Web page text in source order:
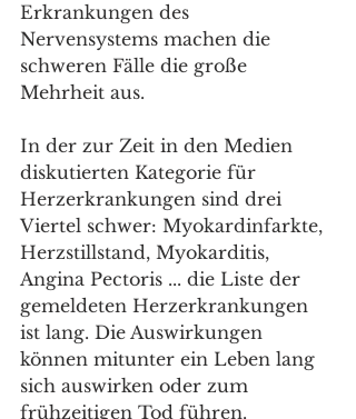
Erkrankungen des
Nervensystems machen die
schweren Fälle die große
Mehrheit aus.
In der zur Zeit in den Medien
diskutierten Kategorie für
Herzerkrankungen sind drei
Viertel schwer: Myokardinfarkte,
Herzstillstand, Myokarditis,
Angina Pectoris ... die Liste der
gemeldeten Herzerkrankungen
ist lang. Die Auswirkungen
können mitunter ein Leben lang
sich auswirken oder zum
frühzeitigen Tod führen.